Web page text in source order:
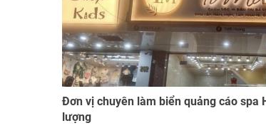
Đơn vị chuyên làm biển quảng cáo spa
lượng